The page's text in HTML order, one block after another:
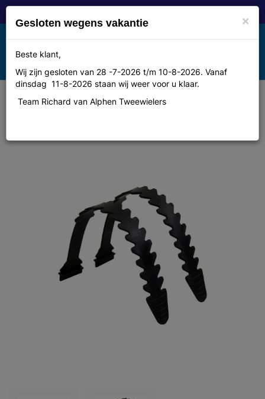
Toggle
navigation
MENU
Bobike voetbankriem set pvc
×
Gesloten wegens vakantie
Beste klant,
Wij zijn gesloten van 28 -7-2026 t/m 10-8-2026. Vanaf
dinsdag 11-8-2026 staan wij weer voor u klaar.
Team Richard van Alphen Tweewielers